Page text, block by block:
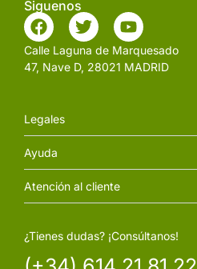
Siguenos
Calle Laguna de Marquesado
47, Nave D, 28021 MADRID
Legales
Ayuda
Atención al cliente
¿Tienes dudas? ¡Consúltanos!